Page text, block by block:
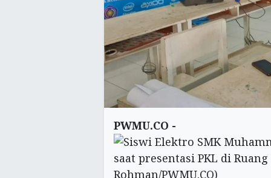
PWMU.CO -